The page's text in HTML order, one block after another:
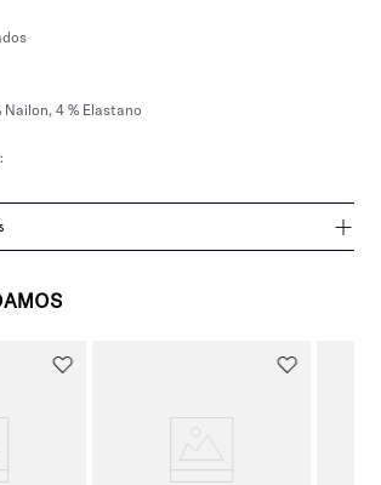
Nailon, 4 % Elastano